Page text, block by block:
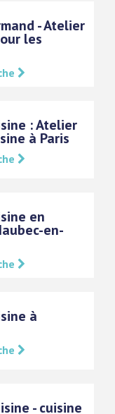
- Atelier
les
: Atelier
à Paris
en
en-
à
- cuisine